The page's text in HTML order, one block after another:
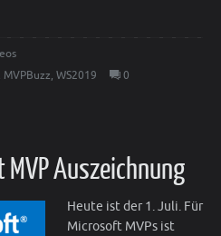
MVPBuzz, WS2019 0
Auszeichnung
Heute ist der 1. Juli. Für
Microsoft MVPs ist